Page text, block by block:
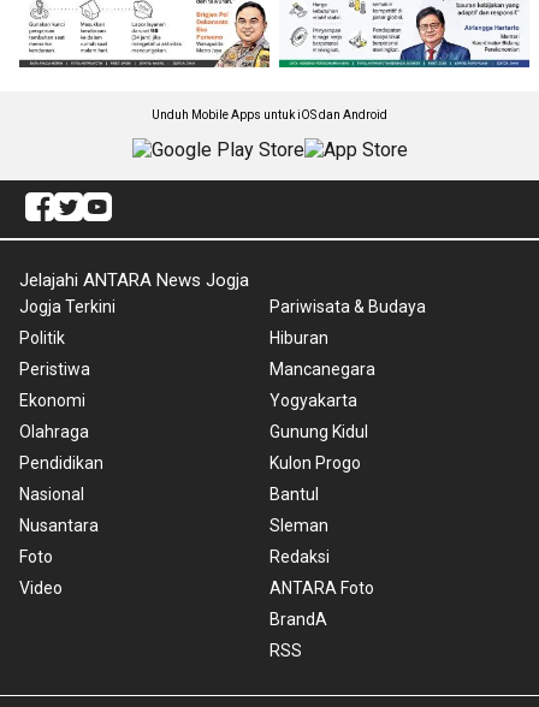
Unduh Mobile Apps untuk iOS dan Android
Jelajahi ANTARA News Jogja
Jogja Terkini
Politik
Peristiwa
Ekonomi
Olahraga
Pendidikan
Nasional
Nusantara
Foto
Video
Pariwisata & Budaya
Hiburan
Mancanegara
Yogyakarta
Gunung Kidul
Kulon Progo
Bantul
Sleman
Redaksi
ANTARA Foto
BrandA
RSS